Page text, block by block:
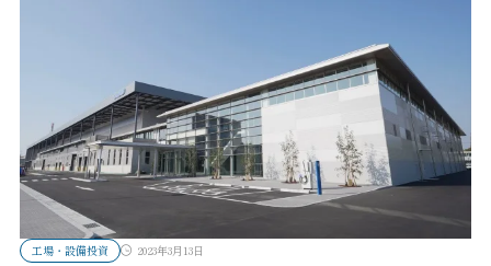
工場・設備投資 2023年3月13日